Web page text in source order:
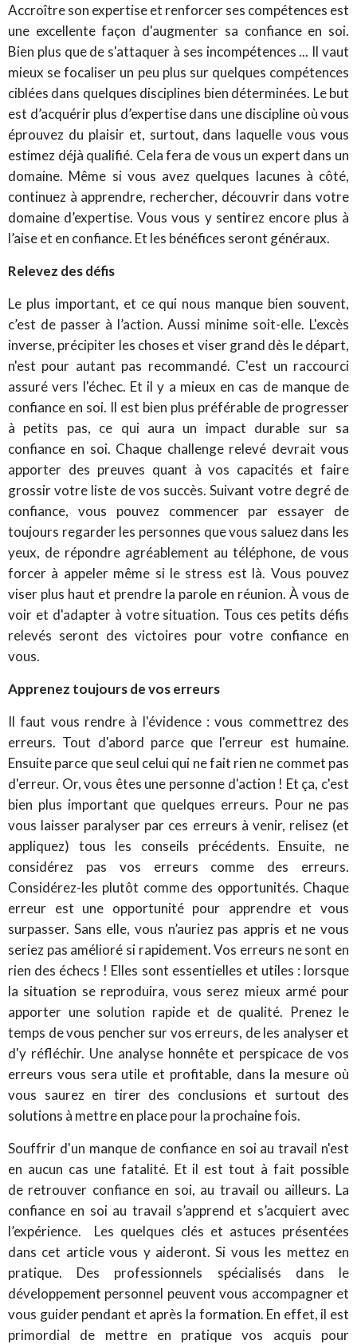
Accroître son expertise et renforcer ses compétences est
une excellente façon d'augmenter sa confiance en soi.
Bien plus que de s'attaquer à ses incompétences ... Il vaut
mieux se focaliser un peu plus sur quelques compétences
ciblées dans quelques disciplines bien déterminées. Le but
est d’acquérir plus d’expertise dans une discipline où vous
éprouvez du plaisir et, surtout, dans laquelle vous vous
estimez déjà qualifié. Cela fera de vous un expert dans un
domaine. Même si vous avez quelques lacunes à côté,
continuez à apprendre, rechercher, découvrir dans votre
domaine d’expertise. Vous vous y sentirez encore plus à
l’aise et en confiance. Et les bénéfices seront généraux.
Relevez des défis
Le plus important, et ce qui nous manque bien souvent,
c’est de passer à l’action. Aussi minime soit-elle. L'excès
inverse, précipiter les choses et viser grand dès le départ,
n'est pour autant pas recommandé. C'est un raccourci
assuré vers l'échec. Et il y a mieux en cas de manque de
confiance en soi. Il est bien plus préférable de progresser
à petits pas, ce qui aura un impact durable sur sa
confiance en soi. Chaque challenge relevé devrait vous
apporter des preuves quant à vos capacités et faire
grossir votre liste de vos succès. Suivant votre degré de
confiance, vous pouvez commencer par essayer de
toujours regarder les personnes que vous saluez dans les
yeux, de répondre agréablement au téléphone, de vous
forcer à appeler même si le stress est là. Vous pouvez
viser plus haut et prendre la parole en réunion. À vous de
voir et d'adapter à votre situation. Tous ces petits défis
relevés seront des victoires pour votre confiance en
vous.
Apprenez toujours de vos erreurs
Il faut vous rendre à l'évidence : vous commettrez des
erreurs. Tout d'abord parce que l'erreur est humaine.
Ensuite parce que seul celui qui ne fait rien ne commet pas
d'erreur. Or, vous êtes une personne d'action ! Et ça, c'est
bien plus important que quelques erreurs. Pour ne pas
vous laisser paralyser par ces erreurs à venir, relisez (et
appliquez) tous les conseils précédents. Ensuite, ne
considérez pas vos erreurs comme des erreurs.
Considérez-les plutôt comme des opportunités. Chaque
erreur est une opportunité pour apprendre et vous
surpasser. Sans elle, vous n’auriez pas appris et ne vous
seriez pas amélioré si rapidement. Vos erreurs ne sont en
rien des échecs ! Elles sont essentielles et utiles : lorsque
la situation se reproduira, vous serez mieux armé pour
apporter une solution rapide et de qualité. Prenez le
temps de vous pencher sur vos erreurs, de les analyser et
d'y réfléchir. Une analyse honnête et perspicace de vos
erreurs vous sera utile et profitable, dans la mesure où
vous saurez en tirer des conclusions et surtout des
solutions à mettre en place pour la prochaine fois.
Souffrir d'un manque de confiance en soi au travail n'est
en aucun cas une fatalité. Et il est tout à fait possible
de retrouver confiance en soi, au travail ou ailleurs. La
confiance en soi au travail s’apprend et s’acquiert avec
l’expérience. Les quelques clés et astuces présentées
dans cet article vous y aideront. Si vous les mettez en
pratique. Des professionnels spécialisés dans le
développement personnel peuvent vous accompagner et
vous guider pendant et après la formation. En effet, il est
primordial de mettre en pratique vos acquis pour